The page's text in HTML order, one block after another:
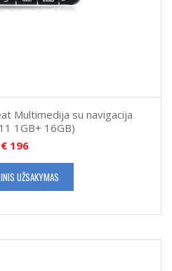
Multimedija su navigacija
1GB+ 16GB)
€ 196
UŽSAKYMAS